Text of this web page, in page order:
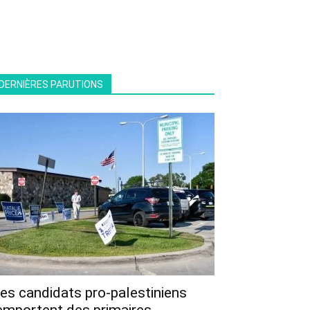
PARUTIONS
candidats pro-palestiniens